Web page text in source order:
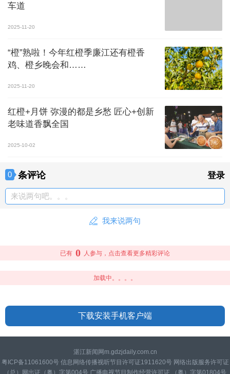
车道
2025-11-20
“橙”熟啦！今年红橙季廉江还有橙香
鸡、橙乡晚会和……
2025-11-20
红橙+月饼 弥漫的都是乡愁 匠心+创新
老味道香飘全国
2025-10-02
0 条评论 登录
来说两句吧。。。
我来说两句
已有 0 人参与，点击查看更多精彩评论
加载中。。。。
下载安装手机客户端
湛江新闻网m.gdzjdaily.com.cn
粤ICP备11061600号 信息网络传播视听节目许可证1911620号 网络出版服务许可证
（总）网出证（粤）字第004号 广播电视节目制作经营许可证 （粤）字第01804号